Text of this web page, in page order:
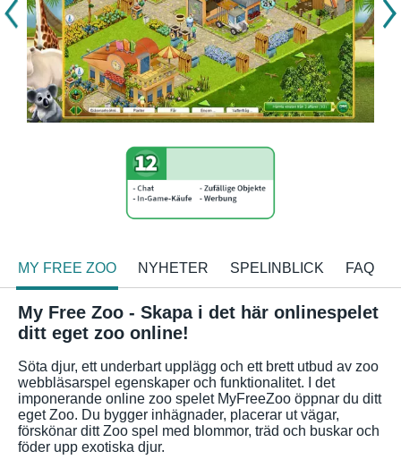
MY FREE ZOO NYHETER SPELINBLICK FAQ
My Free Zoo - Skapa i det här onlinespelet
ditt eget zoo online!
Söta djur, ett underbart upplägg och ett brett utbud av zoo
webbläsarspel egenskaper och funktionalitet. I det
imponerande online zoo spelet MyFreeZoo öppnar du ditt
eget Zoo. Du bygger inhägnader, placerar ut vägar,
förskönar ditt Zoo spel med blommor, träd och buskar och
föder upp exotiska djur.